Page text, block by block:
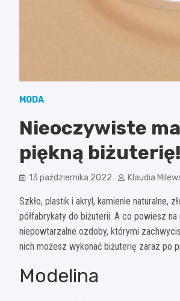
MODA
Nieoczywiste
piękną biżuterię!
13 października 2022 Klaudia
Szkło, plastik i akryl, kamienie naturalne,
półfabrykaty do biżuterii. A co powiesz
niepowtarzalne ozdoby, którymi
nich możesz wykonać biżuterię zaraz po
Modelina